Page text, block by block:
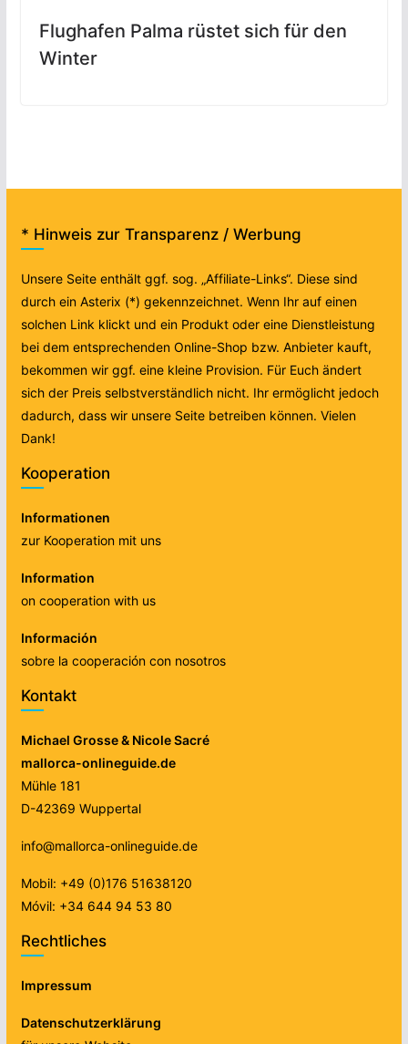
Flughafen Palma rüstet sich für den
Winter
* Hinweis zur Transparenz / Werbung
Unsere Seite enthält ggf. sog. „Affiliate-Links“. Diese sind
durch ein Asterix (*) gekennzeichnet. Wenn Ihr auf einen
solchen Link klickt und ein Produkt oder eine Dienstleistung
bei dem entsprechenden Online-Shop bzw. Anbieter kauft,
bekommen wir ggf. eine kleine Provision. Für Euch ändert
sich der Preis selbstverständlich nicht. Ihr ermöglicht jedoch
dadurch, dass wir unsere Seite betreiben können. Vielen
Dank!
Kooperation
Informationen
zur Kooperation mit uns
Information
on cooperation with us
Información
sobre la cooperación con nosotros
Kontakt
Michael Grosse & Nicole Sacré
mallorca-onlineguide.de
Mühle 181
D-42369 Wuppertal
info@mallorca-onlineguide.de
Mobil: +49 (0)176 51638120
Móvil: +34 644 94 53 80
Rechtliches
Impressum
Datenschutzerklärung